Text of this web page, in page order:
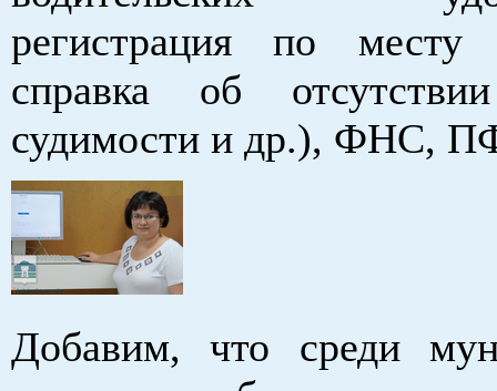
регистрация по месту
справка об
судимости и др.), ФНС,
Добавим, что среди